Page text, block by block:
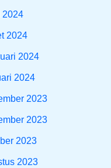
2024
2024
2024
2024
2023
2023
2023
2023